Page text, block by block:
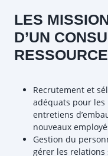
LES
D’UN
Recrutement et
adéquats pour les
entretiens
nouveaux
Gestion du
gérer les relations